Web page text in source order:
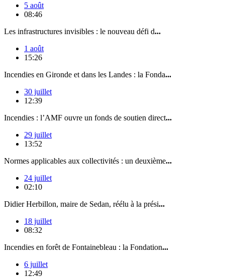
5 août
08:46
Les infrastructures invisibles : le nouveau défi d...
1 août
15:26
Incendies en Gironde et dans les Landes : la Fonda...
30 juillet
12:39
Incendies : l’AMF ouvre un fonds de soutien direct...
29 juillet
13:52
Normes applicables aux collectivités : un deuxième...
24 juillet
02:10
Didier Herbillon, maire de Sedan, réélu à la prési...
18 juillet
08:32
Incendies en forêt de Fontainebleau : la Fondation...
6 juillet
12:49